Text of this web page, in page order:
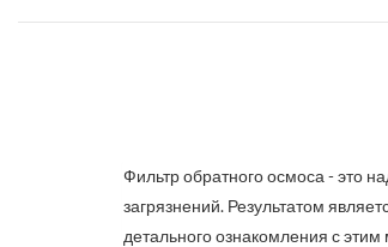
Фильтр обратного осмоса - это
загрязнений. Результатом
детального ознакомления с этим